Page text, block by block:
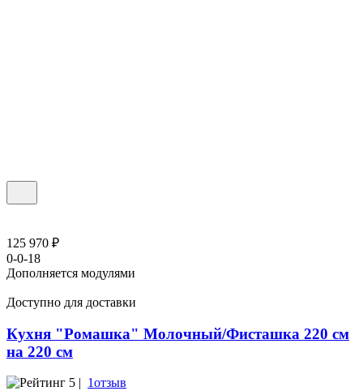
125 970 ₽
0-0-18
Дополняется модулями
Доступно для доставки
Кухня "Ромашка" Молочный/Фисташка 220 см
на 220 см
5 | 1отзыв